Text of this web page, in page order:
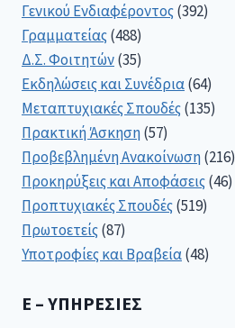
Γενικού Ενδιαφέροντος(392)
Γραμματείας(488)
Δ.Σ. Φοιτητών(35)
Εκδηλώσεις και Συνέδρια(64)
Μεταπτυχιακές Σπουδές(135)
Πρακτική Άσκηση(57)
Προβεβλημένη Ανακοίνωση(216)
Προκηρύξεις και Αποφάσεις(46)
Προπτυχιακές Σπουδές(519)
Πρωτοετείς(87)
Υποτροφίες και Βραβεία(48)
E – ΥΠΗΡΕΣΊΕΣ